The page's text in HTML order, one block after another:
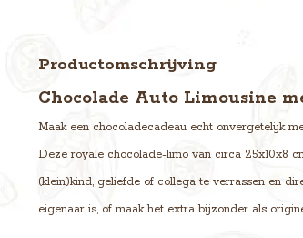
Productomschrijving
Chocolade Auto Limousine
Maak een chocoladecadeau echt onvergetelijk
Deze royale chocolade-limo van circa 25x10x8
(klein)kind, geliefde of collega te verrassen en
eigenaar is, of maak het extra bijzonder als